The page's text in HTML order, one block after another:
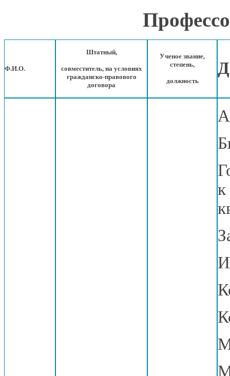
Ф.И.О.
Штатный,
совместитель, на условиях
гражданско-правового
договора
Ученое звание,
степень,
должность
к